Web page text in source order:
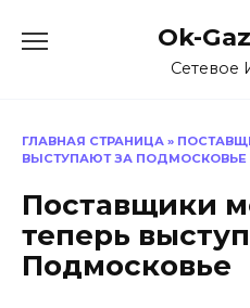
Ok-
Сетевое
ГЛАВНАЯ СТРАНИЦА »
ВЫСТУПАЮТ ЗА ПОДМОСКОВЬЕ
Поставщики
теперь
Подмосковье